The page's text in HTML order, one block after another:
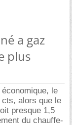
a gaz
plus
le
alors que le
presque 1,5
du chauffe-